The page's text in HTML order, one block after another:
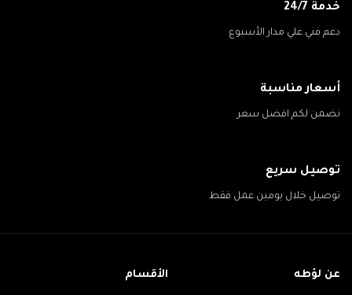
خدمة 24/7
دعم فني علي مدار الأسبوع
أسعار مناسبة
نضمن لكم افضل سعر
توصيل سريع
توصيل خلال يومين عمل فقط
عن لؤطه الأقسام